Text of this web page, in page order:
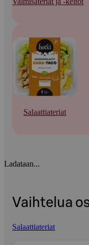
Salaattiateriat
Ladataan...
Vaihtelua
Salaattiateriat